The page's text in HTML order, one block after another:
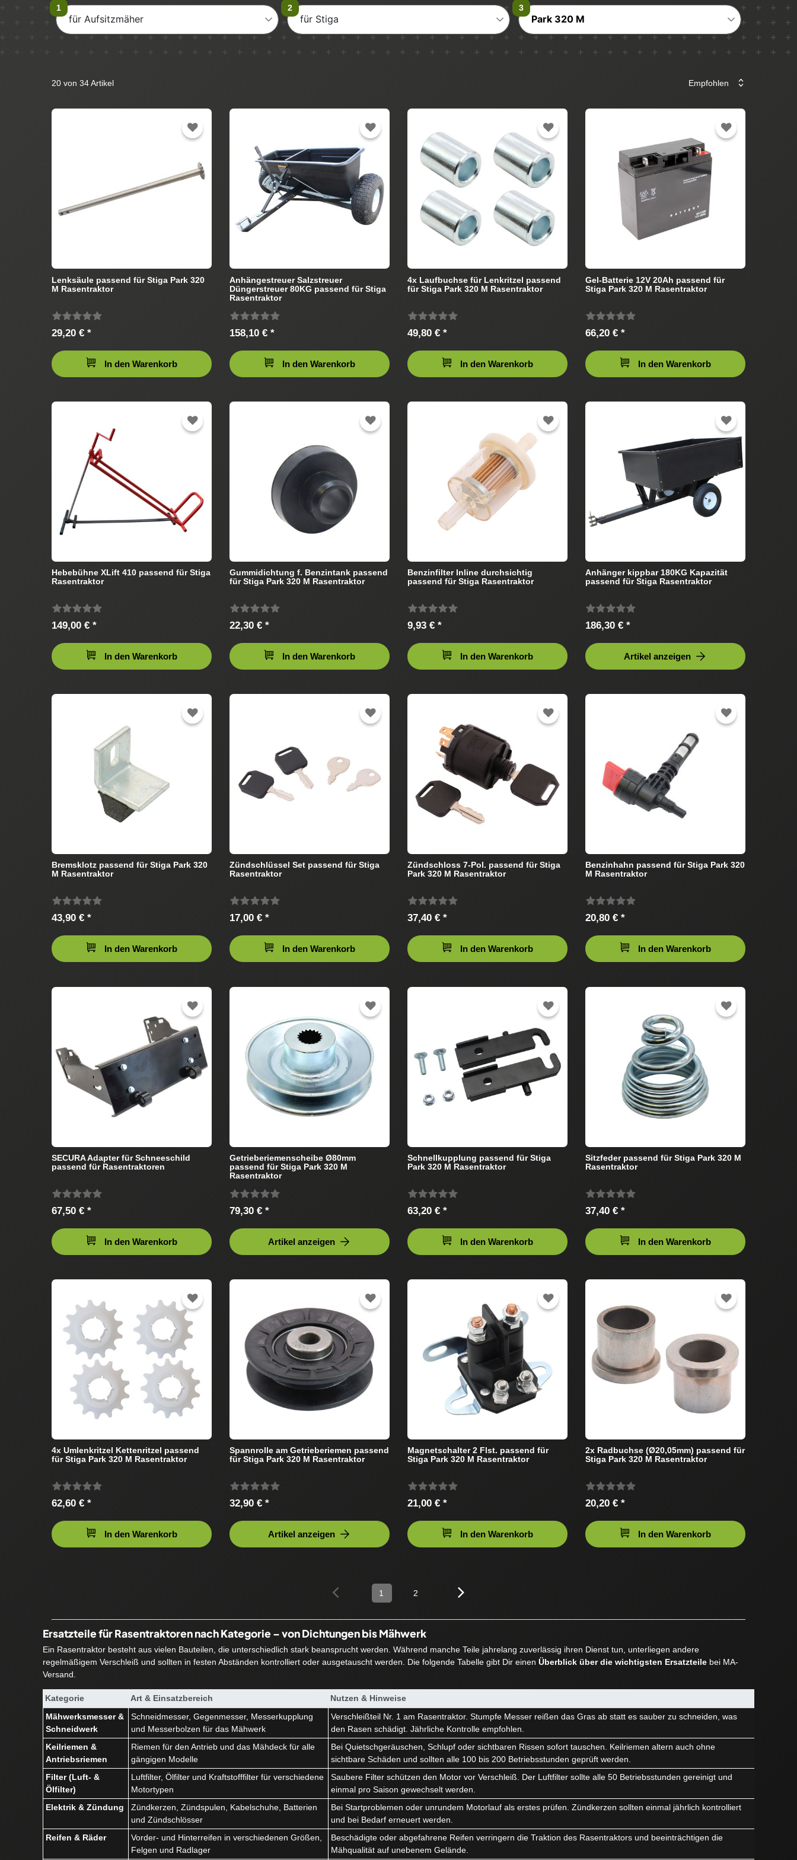
für Aufsitzmäher für Stiga Park 320 M
20 von 34 Artikel
Lenksäule passend für Stiga Park 320
M Rasentraktor
29,20 € *
In den Warenkorb
Anhängestreuer Salzstreuer
Düngerstreuer 80KG passend für Stiga
Rasentraktor
158,10 € *
In den Warenkorb
4x Laufbuchse für Lenkritzel passend
für Stiga Park 320 M Rasentraktor
49,80 € *
In den Warenkorb
Gel-Batterie 12V 20Ah passend für
Stiga Park 320 M Rasentraktor
66,20 € *
In den Warenkorb
Hebebühne XLift 410 passend für Stiga
Rasentraktor
149,00 € *
In den Warenkorb
Gummidichtung f. Benzintank passend
für Stiga Park 320 M Rasentraktor
22,30 € *
In den Warenkorb
Benzinfilter Inline durchsichtig
passend für Stiga Rasentraktor
9,93 € *
In den Warenkorb
Anhänger kippbar 180KG Kapazität
passend für Stiga Rasentraktor
186,30 € *
Artikel anzeigen
Bremsklotz passend für Stiga Park 320
M Rasentraktor
43,90 € *
In den Warenkorb
Zündschlüssel Set passend für Stiga
Rasentraktor
17,00 € *
In den Warenkorb
Zündschloss 7-Pol. passend für Stiga
Park 320 M Rasentraktor
37,40 € *
In den Warenkorb
Benzinhahn passend für Stiga Park 320
M Rasentraktor
20,80 € *
In den Warenkorb
SECURA Adapter für Schneeschild
passend für Rasentraktoren
67,50 € *
In den Warenkorb
Getrieberiemenscheibe Ø80mm
passend für Stiga Park 320 M
Rasentraktor
79,30 € *
Artikel anzeigen
Schnellkupplung passend für Stiga
Park 320 M Rasentraktor
63,20 € *
In den Warenkorb
Sitzfeder passend für Stiga Park 320 M
Rasentraktor
37,40 € *
In den Warenkorb
4x Umlenkritzel Kettenritzel passend
für Stiga Park 320 M Rasentraktor
62,60 € *
In den Warenkorb
Spannrolle am Getrieberiemen passend
für Stiga Park 320 M Rasentraktor
32,90 € *
Artikel anzeigen
Magnetschalter 2 Flst. passend für
Stiga Park 320 M Rasentraktor
21,00 € *
In den Warenkorb
2x Radbuchse (Ø20,05mm) passend für
Stiga Park 320 M Rasentraktor
20,20 € *
In den Warenkorb
1 2
Ersatzteile für Rasentraktoren nach Kategorie – von Dichtungen bis Mähwerk
Ein Rasentraktor besteht aus vielen Bauteilen, die unterschiedlich stark beansprucht werden. Während manche Teile jahrelang zuverlässig ihren Dienst tun, unterliegen andere
regelmäßigem Verschleiß und sollten in festen Abständen kontrolliert oder ausgetauscht werden. Die folgende Tabelle gibt Dir einen Überblick über die wichtigsten Ersatzteile bei MA-
Versand.
Kategorie Art & Einsatzbereich
Nutzen & Hinweise
Mähwerksmesser &
Schneidwerk
Schneidmesser, Gegenmesser, Messerkupplung
und Messerbolzen für das Mähwerk
Verschleißteil Nr. 1 am Rasentraktor. Stumpfe Messer reißen das Gras ab statt es sauber zu schneiden, was
den Rasen schädigt. Jährliche Kontrolle empfohlen.
Keilriemen &
Antriebsriemen
Riemen für den Antrieb und das Mähdeck für alle
gängigen Modelle
Bei Quietschgeräuschen, Schlupf oder sichtbaren Rissen sofort tauschen. Keilriemen altern auch ohne
sichtbare Schäden und sollten alle 100 bis 200 Betriebsstunden geprüft werden.
Filter (Luft- &
Ölfilter)
Luftfilter, Ölfilter und Kraftstofffilter für verschiedene
Motortypen
Saubere Filter schützen den Motor vor Verschleiß. Der Luftfilter sollte alle 50 Betriebsstunden gereinigt und
einmal pro Saison gewechselt werden.
Elektrik & Zündung
Zündkerzen, Zündspulen, Kabelschuhe, Batterien
und Zündschlösser
Bei Startproblemen oder unrundem Motorlauf als erstes prüfen. Zündkerzen sollten einmal jährlich kontrolliert
und bei Bedarf erneuert werden.
Reifen & Räder
Vorder- und Hinterreifen in verschiedenen Größen,
Felgen und Radlager
Beschädigte oder abgefahrene Reifen verringern die Traktion des Rasentraktors und beeinträchtigen die
Mähqualität auf unebenem Gelände.